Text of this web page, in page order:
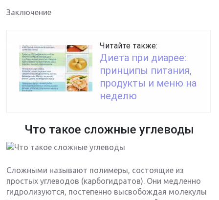
Заключение
Читайте также:
Диета при диарее:
принципы питания,
продукты и меню на
неделю
Что такое сложные углеводы
Сложными называют полимеры, состоящие из
простых углеводов (карбогидратов). Они медленно
гидролизуются, постепенно высвобождая молекулы